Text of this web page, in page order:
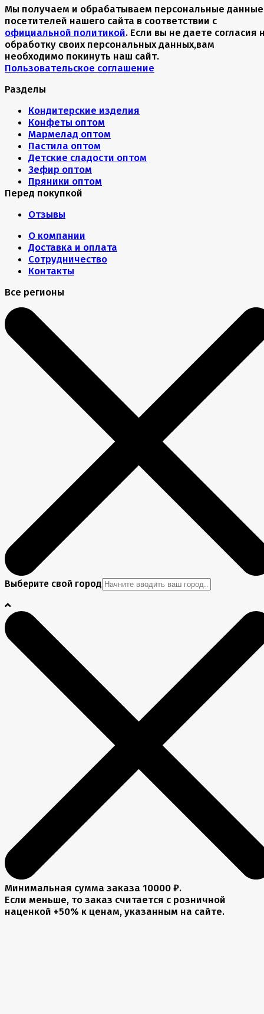
Мы получаем и обрабатываем персональные данные
посетителей нашего сайта в соответствии с
официальной политикой. Если вы не даете согласия
обработку своих персональных данных,вам
необходимо покинуть наш сайт.
Пользовательское соглашение
Разделы
Кондитерские изделия
Конфеты оптом
Мармелад оптом
Пастила оптом
Детские сладости оптом
Зефир оптом
Пряники оптом
Перед покупкой
Отзывы
О компании
Доставка и оплата
Сотрудничество
Контакты
Все регионы
Выберите свой город
Минимальная сумма заказа 10000 ₽.
Если меньше, то заказ считается с розничной
наценкой +50% к ценам, указанным на сайте.